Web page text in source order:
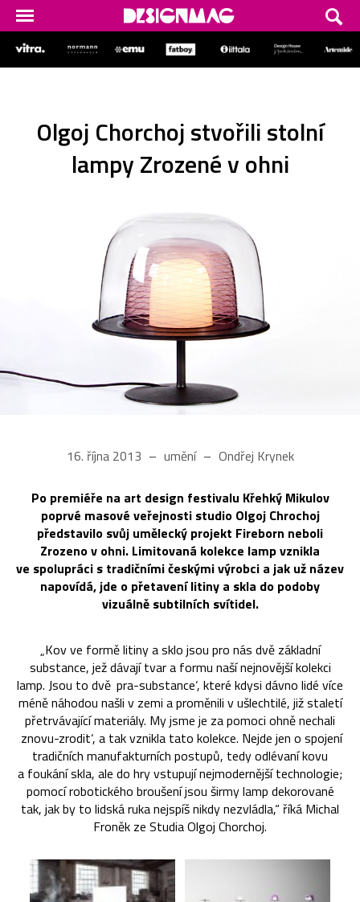
Olgoj Chorchoj stvořili stolní
lampy Zrozené v ohni
16. října 2013 umění Ondřej Krynek
Po premiéře na art design festivalu Křehký Mikulov
poprvé masové veřejnosti studio Olgoj Chrochoj
představilo svůj umělecký projekt Fireborn neboli
Zrozeno v ohni. Limitovaná kolekce lamp vznikla
ve spolupráci s tradičními českými výrobci a jak už název
napovídá, jde o přetavení litiny a skla do podoby
vizuálně subtilních svítidel.
„Kov ve formě litiny a sklo jsou pro nás dvě základní
substance, jež dávají tvar a formu naší nejnovější kolekci
lamp. Jsou to dvě ‚pra-substance‘, které kdysi dávno lidé více
méně náhodou našli v zemi a proměnili v ušlechtilé, již staletí
přetrvávající materiály. My jsme je za pomoci ohně nechali
‚znovu-zrodit‘, a tak vznikla tato kolekce. Nejde jen o spojení
tradičních manufakturních postupů, tedy odlévaní kovu
a foukání skla, ale do hry vstupují nejmodernější technologie;
pomocí robotického broušení jsou širmy lamp dekorované
tak, jak by to lidská ruka nejspíš nikdy nezvládla,“ říká Michal
Froněk ze Studia Olgoj Chorchoj.